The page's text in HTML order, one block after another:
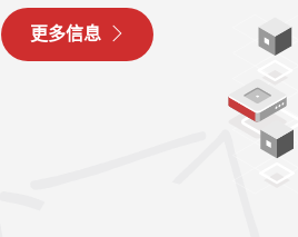
更多信息